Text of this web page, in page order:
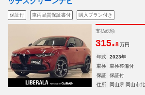
保証付 車両品質保証書付 購入プラン付き
支払総額
315.8 万円
年式 2023年
車検
車検整備付
保証
保証付
住所
岡山県 岡山市